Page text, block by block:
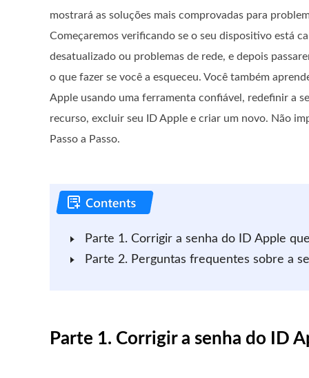
mostrará as soluções mais comprovadas para
Começaremos verificando se o seu dispositivo está
desatualizado ou problemas de rede, e depois
o que fazer se você a esqueceu. Você também
Apple usando uma ferramenta confiável, redefinir a
recurso, excluir seu ID Apple e criar um novo. Não
Passo a Passo.
Parte 1. Corrigir a senha do ID Apple
Parte 2. Perguntas frequentes sobre a
Parte 1. Corrigir a senha do ID